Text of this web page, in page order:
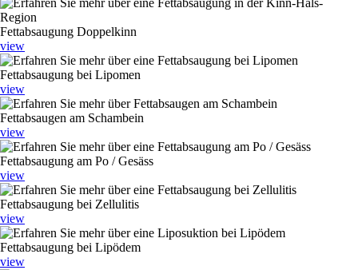
Fettabsaugung Doppelkinn
view
Fettabsaugung bei Lipomen
view
Fettabsaugen am Schambein
view
Fettabsaugung am Po / Gesäss
view
Fettabsaugung bei Zellulitis
view
Fettabsaugung bei Lipödem
view